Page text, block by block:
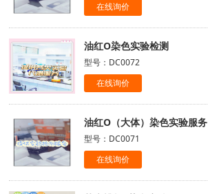
在线询价
油红O染色实验检测
型号：DC0072
在线询价
油红O（大体）染色实验服务
型号：DC0071
在线询价